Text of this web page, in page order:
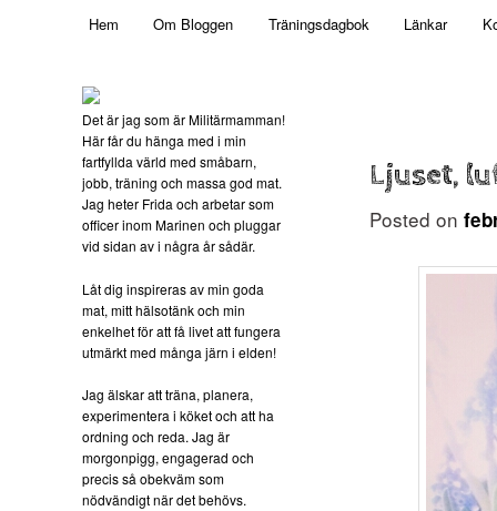
Militärmamman
Skip to primary content
Hem Om Bloggen Träningsdagbok Länkar
Ljuset,
Posted on
Det är jag som är Militärmamman!
Här får du hänga med i min
fartfyllda värld med småbarn,
jobb, träning och massa god mat.
Jag heter Frida och arbetar som
officer inom Marinen och pluggar
vid sidan av i några år sådär.
Låt dig inspireras av min goda
mat, mitt hälsotänk och min
enkelhet för att få livet att fungera
utmärkt med många järn i elden!
Jag älskar att träna, planera,
experimentera i köket och att ha
ordning och reda. Jag är
morgonpigg, engagerad och
precis så obekväm som
nödvändigt när det behövs.